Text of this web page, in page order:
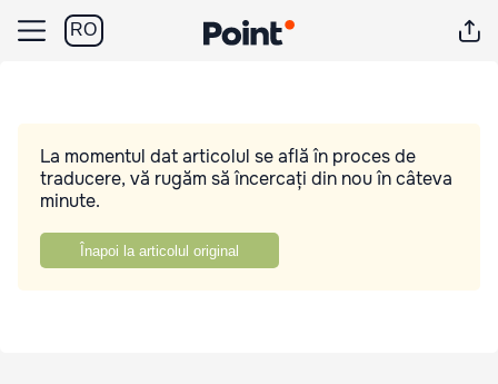
RO
La momentul dat articolul se află în proces de
traducere, vă rugăm să încercați din nou în câteva
minute.
Înapoi la articolul original